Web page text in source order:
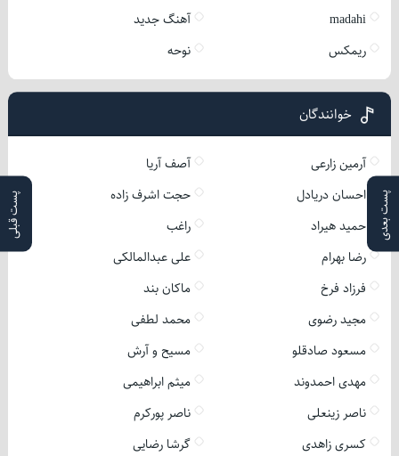
پست بعدی پست قبلی
madahi
آهنگ جدید
ریمکس
نوحه
خوانندگان
آرمین زارعی
آصف آریا
احسان دریادل
حجت اشرف زاده
حمید هیراد
راغب
رضا بهرام
علی عبدالمالکی
فرزاد فرخ
ماکان بند
مجید رضوی
محمد لطفی
مسعود صادقلو
مسیح و آرش
مهدی احمدوند
میثم ابراهیمی
ناصر زینعلی
ناصر پورکرم
کسری زاهدی
گرشا رضایی